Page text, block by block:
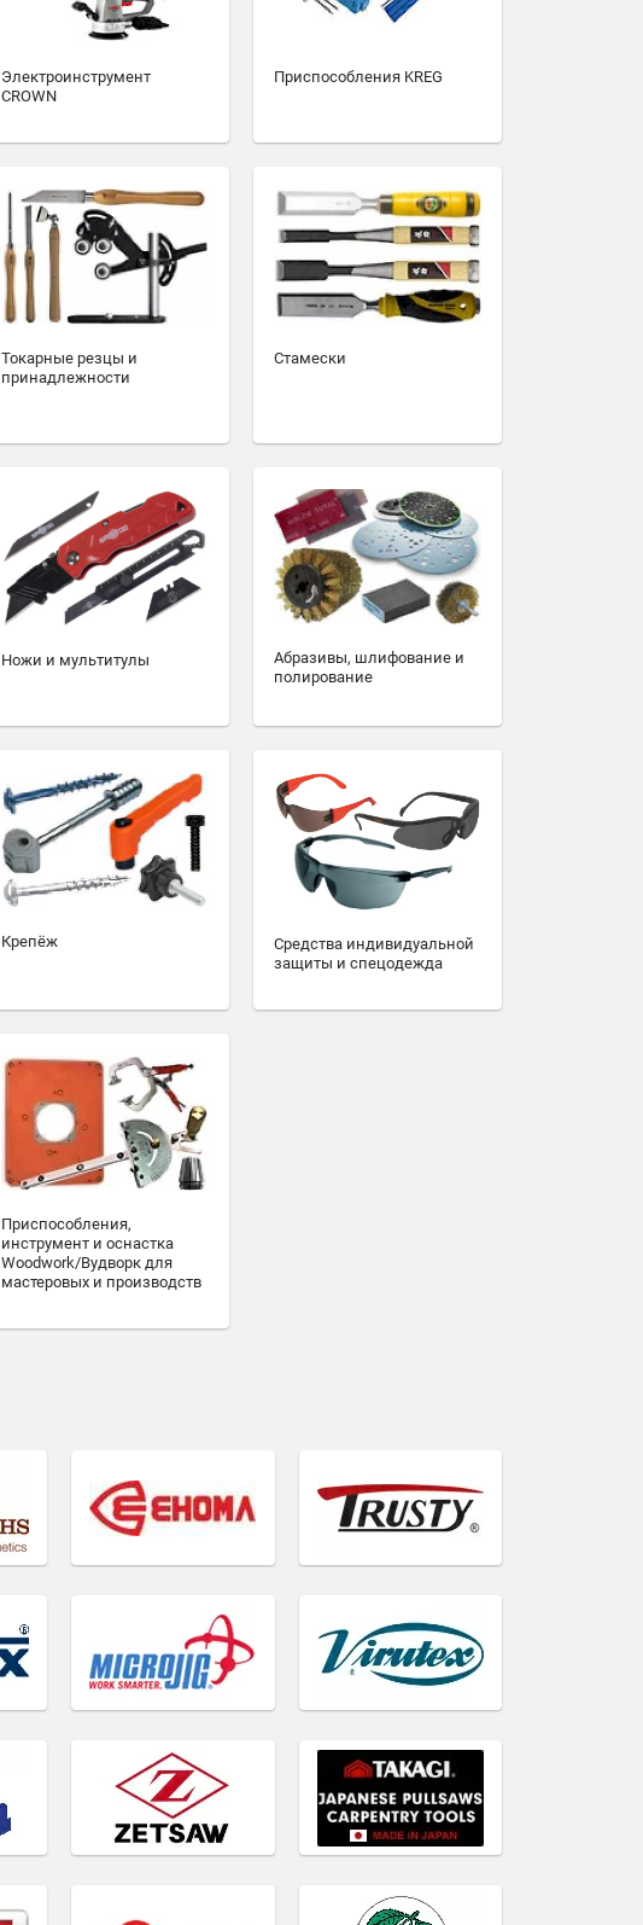
Электроинструмент
CROWN
Приспособления KREG
Токарные резцы и
принадлежности
Стамески
Ножи и мультитулы
Абразивы, шлифование и
полирование
Крепёж
Средства индивидуальной
защиты и спецодежда
Приспособления,
инструмент и оснастка
Woodwork/Вудворк для
мастеровых и производств